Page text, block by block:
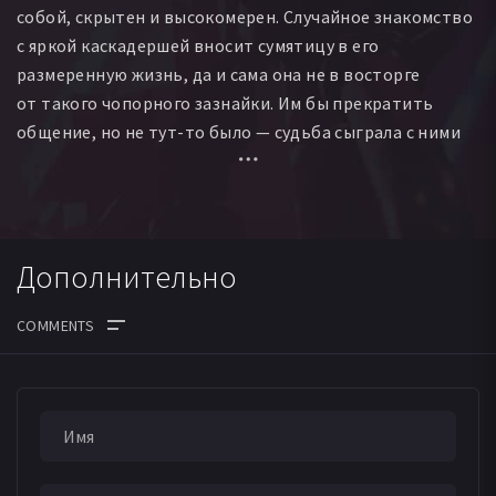
собой, скрытен и высокомерен. Случайное знакомство
с яркой каскадершей вносит сумятицу в его
размеренную жизнь, да и сама она не в восторге
от такого чопорного зазнайки. Им бы прекратить
общение, но не тут-то было — судьба сыграла с ними
злую шутку, поменяв их телами.
Дополнительно